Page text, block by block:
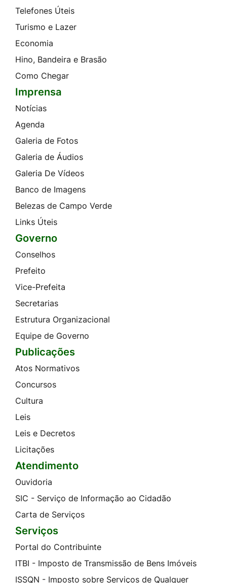
Telefones Úteis
Turismo e Lazer
Economia
Hino, Bandeira e Brasão
Como Chegar
Imprensa
Notícias
Agenda
Galeria de Fotos
Galeria de Áudios
Galeria De Vídeos
Banco de Imagens
Belezas de Campo Verde
Links Úteis
Governo
Conselhos
Prefeito
Vice-Prefeita
Secretarias
Estrutura Organizacional
Equipe de Governo
Publicações
Atos Normativos
Concursos
Cultura
Leis
Leis e Decretos
Licitações
Atendimento
Ouvidoria
SIC - Serviço de Informação ao Cidadão
Carta de Serviços
Serviços
Portal do Contribuinte
ITBI - Imposto de Transmissão de Bens Imóveis
ISSQN - Imposto sobre Serviços de Qualquer